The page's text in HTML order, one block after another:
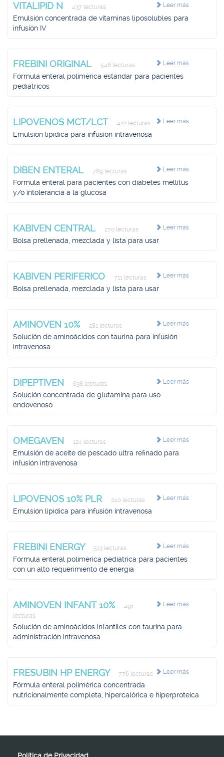
Leer más
VITALIPID N 437 lecturas
Emulsión concentrada de vitaminas liposolubles para
infusión IV
Leer más
FREBINI ORIGINAL 546 lecturas
Fórmula enteral polimérica estándar para pacientes
pediátricos
Leer más
LIPOVENOS MCT/LCT 422 lecturas
Emulsión lipídica para infusión intravenosa
Leer más
DIBEN ENTERAL 789 lecturas
Fórmula enteral para pacientes con diabetes mellitus
y/o intolerancia a la glucosa
Leer más
KABIVEN CENTRAL 270 lecturas
Bolsa prellenada, mezclada y lista para usar
Leer más
KABIVEN PERIFERICO 711 lecturas
Bolsa prellenada, mezclada y lista para usar
Leer más
AMINOVEN 10% 281 lecturas
Solución de aminoácidos con taurina para infusión
intravenosa
Leer más
DIPEPTIVEN 638 lecturas
Solución concentrada de glutamina para uso
endovenoso
Leer más
OMEGAVEN 124 lecturas
Emulsión de aceite de pescado ultra refinado para
infusión intravenosa
Leer más
LIPOVENOS 10% PLR 240 lecturas
Emulsión lipídica para infusión intravenosa
Leer más
FREBINI ENERGY 513 lecturas
Fórmula enteral polimérica pediátrica para pacientes
con un alto requerimiento de energía
Leer más
AMINOVEN INFANT 10%
491
lecturas
Solución de aminoácidos infantiles con taurina para
administración intravenosa
Leer más
FRESUBIN HP ENERGY 776 lecturas
Fórmula enteral polimérica concentrada
nutricionalmente completa, hipercalórica e hiperproteica